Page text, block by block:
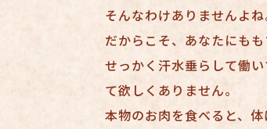
そんなわけありませんよね
だからこそ、あなたにも
せっかく汗水垂らして働
て欲しくありません。
本物のお肉を食べると、体